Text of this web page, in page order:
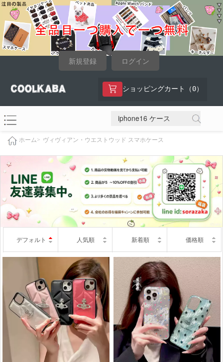
新規登録 ログイン
ショッピングカート（ 0）
ホーム> ヴィヴィアン・ウエストウッド スマホケース
デフォルト 人気順 新着順 価格順